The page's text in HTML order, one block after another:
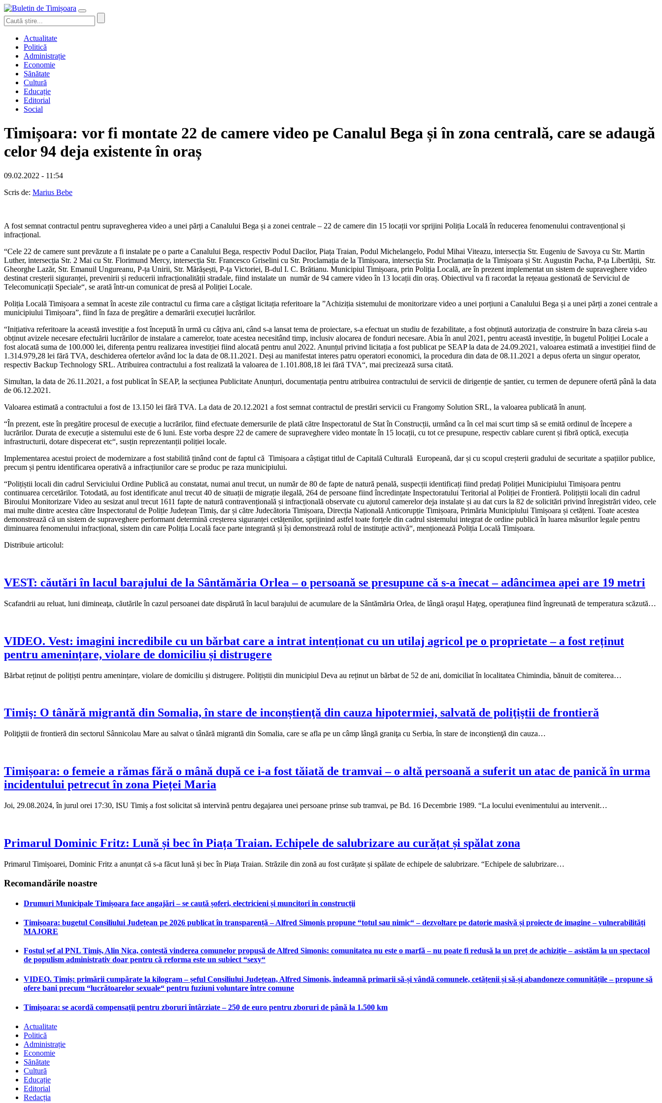
Actualitate
Politică
Administrație
Economie
Sănătate
Cultură
Educație
Editorial
Social
Timișoara: vor fi montate 22 de camere video pe Canalul Bega și în zona centrală, care se adaugă
celor 94 deja existente în oraș
09.02.2022 - 11:54
Scris de: Marius Bebe
A fost semnat contractul pentru supravegherea video a unei părți a Canalului Bega și a zonei centrale – 22 de camere din 15 locații vor sprijini Poliția Locală în reducerea fenomenului contravențional și
infracțional.
“Cele 22 de camere sunt prevăzute a fi instalate pe o parte a Canalului Bega, respectiv Podul Dacilor, Piața Traian, Podul Michelangelo, Podul Mihai Viteazu, intersecția Str. Eugeniu de Savoya cu Str. Martin
Luther, intersecția Str. 2 Mai cu Str. Florimund Mercy, intersecția Str. Francesco Griselini cu Str. Proclamația de la Timișoara, intersecția Str. Proclamația de la Timișoara și Str. Augustin Pacha, P-ța Libertății, Str.
Gheorghe Lazăr, Str. Emanuil Ungureanu, P-ța Unirii, Str. Mărășești, P-ța Victoriei, B-dul I. C. Brătianu. Municipiul Timișoara, prin Poliția Locală, are în prezent implementat un sistem de supraveghere video
destinat creșterii siguranței, prevenirii și reducerii infracționalității stradale, fiind instalate un număr de 94 camere video în 13 locații din oraș. Obiectivul va fi racordat la rețeaua gestionată de Serviciul de
Telecomunicații Speciale“, se arată într-un comunicat de presă al Poliției Locale.
Poliția Locală Timișoara a semnat în aceste zile contractul cu firma care a câștigat licitația referitoare la ”Achiziția sistemului de monitorizare video a unei porțiuni a Canalului Bega și a unei părți a zonei centrale a
municipiului Timișoara”, fiind în faza de pregătire a demarării execuției lucrărilor.
“Inițiativa referitoare la această investiție a fost începută în urmă cu câțiva ani, când s-a lansat tema de proiectare, s-a efectuat un studiu de fezabilitate, a fost obținută autorizația de construire în baza căreia s-au
obținut avizele necesare efectuării lucrărilor de instalare a camerelor, toate acestea necesitând timp, inclusiv alocarea de fonduri necesare. Abia în anul 2021, pentru această investiție, în bugetul Poliției Locale a
fost alocată suma de 100.000 lei, diferența pentru realizarea investiției fiind alocată pentru anul 2022. Anunțul privind licitația a fost publicat pe SEAP la data de 24.09.2021, valoarea estimată a investiției fiind de
1.314.979,28 lei fără TVA, deschiderea ofertelor având loc la data de 08.11.2021. Deși au manifestat interes patru operatori economici, la procedura din data de 08.11.2021 a depus oferta un singur operator,
respectiv Backup Technology SRL. Atribuirea contractului a fost realizată la valoarea de 1.101.808,18 lei fără TVA“, mai precizează sursa citată.
Simultan, la data de 26.11.2021, a fost publicat în SEAP, la secțiunea Publicitate Anunțuri, documentația pentru atribuirea contractului de servicii de dirigenție de șantier, cu termen de depunere ofertă până la data
de 06.12.2021.
Valoarea estimată a contractului a fost de 13.150 lei fără TVA. La data de 20.12.2021 a fost semnat contractul de prestări servicii cu Frangomy Solution SRL, la valoarea publicată în anunț.
“În prezent, este în pregătire procesul de execuție a lucrărilor, fiind efectuate demersurile de plată către Inspectoratul de Stat în Construcții, urmând ca în cel mai scurt timp să se emită ordinul de începere a
lucrărilor. Durata de execuție a sistemului este de 6 luni. Este vorba despre 22 de camere de supraveghere video montate în 15 locații, cu tot ce presupune, respectiv cablare curent și fibră optică, execuția
infrastructurii, dotare dispecerat etc“, susțin reprezentanții poliției locale.
Implementarea acestui proiect de modernizare a fost stabilită ținând cont de faptul că Timișoara a câștigat titlul de Capitală Culturală Europeană, dar și cu scopul creșterii gradului de securitate a spațiilor publice,
precum și pentru identificarea operativă a infracțiunilor care se produc pe raza municipiului.
“Polițiștii locali din cadrul Serviciului Ordine Publică au constatat, numai anul trecut, un număr de 80 de fapte de natură penală, suspecții identificați fiind predați Poliției Municipiului Timișoara pentru
continuarea cercetărilor. Totodată, au fost identificate anul trecut 40 de situații de migrație ilegală, 264 de persoane fiind încredințate Inspectoratului Teritorial al Poliției de Frontieră. Polițiștii locali din cadrul
Biroului Monitorizare Video au sesizat anul trecut 1611 fapte de natură contravențională și infracțională observate cu ajutorul camerelor deja instalate și au dat curs la 82 de solicitări privind înregistrări video, cele
mai multe dintre acestea către Inspectoratul de Poliție Județean Timiș, dar și către Judecătoria Timișoara, Direcția Națională Anticorupție Timișoara, Primăria Municipiului Timișoara și cetățeni. Toate acestea
demonstrează că un sistem de supraveghere performant determină creșterea siguranței cetățenilor, sprijinind astfel toate forțele din cadrul sistemului integrat de ordine publică în luarea măsurilor legale pentru
diminuarea fenomenului infracțional, sistem din care Poliția Locală face parte integrantă și își demonstrează rolul de instituție activă“, menționează Poliția Locală Timișoara.
Distribuie articolul:
VEST: căutări în lacul barajului de la Sântămăria Orlea – o persoană se presupune că s-a înecat – adâncimea apei are 19 metri
Scafandrii au reluat, luni dimineaţa, căutările în cazul persoanei date dispărută în lacul barajului de acumulare de la Sântămăria Orlea, de lângă oraşul Haţeg, operaţiunea fiind îngreunată de temperatura scăzută…
VIDEO. Vest: imagini incredibile cu un bărbat care a intrat intenționat cu un utilaj agricol pe o proprietate – a fost reținut
pentru amenințare, violare de domiciliu și distrugere
Bărbat reținut de polițiști pentru amenințare, violare de domiciliu și distrugere. Polițiștii din municipiul Deva au reținut un bărbat de 52 de ani, domiciliat în localitatea Chimindia, bănuit de comiterea…
Timiş: O tânără migrantă din Somalia, în stare de inconştienţă din cauza hipotermiei, salvată de poliţiştii de frontieră
Poliţiştii de frontieră din sectorul Sânnicolau Mare au salvat o tânără migrantă din Somalia, care se afla pe un câmp lângă graniţa cu Serbia, în stare de inconştienţă din cauza…
Timișoara: o femeie a rămas fără o mână după ce i-a fost tăiată de tramvai – o altă persoană a suferit un atac de panică în urma
incidentului petrecut în zona Pieței Maria
Joi, 29.08.2024, în jurul orei 17:30, ISU Timiș a fost solicitat să intervină pentru degajarea unei persoane prinse sub tramvai, pe Bd. 16 Decembrie 1989. “La locului evenimentului au intervenit…
Primarul Dominic Fritz: Lună și bec în Piața Traian. Echipele de salubrizare au curățat și spălat zona
Primarul Timișoarei, Dominic Fritz a anunțat că s-a făcut lună și bec în Piața Traian. Străzile din zonă au fost curățate și spălate de echipele de salubrizare. “Echipele de salubrizare…
Recomandările noastre
Drumuri Municipale Timișoara face angajări – se caută șoferi, electricieni și muncitori în construcții
Timișoara: bugetul Consiliului Județean pe 2026 publicat în transparență – Alfred Simonis propune “totul sau nimic“ – dezvoltare pe datorie masivă și proiecte de imagine – vulnerabilități
MAJORE
Fostul șef al PNL Timiș, Alin Nica, contestă vinderea comunelor propusă de Alfred Simonis: comunitatea nu este o marfă – nu poate fi redusă la un preț de achiziție – asistăm la un spectacol
de populism administrativ doar pentru că reforma este un subiect “sexy“
VIDEO. Timiș: primării cumpărate la kilogram – șeful Consiliului Județean, Alfred Simonis, îndeamnă primarii să-și vândă comunele, cetățenii și să-și abandoneze comunitățile – propune să
ofere bani precum “lucrătoarelor sexuale“ pentru fuziuni voluntare între comune
Timișoara: se acordă compensații pentru zboruri întârziate – 250 de euro pentru zboruri de până la 1.500 km
Actualitate
Politică
Administrație
Economie
Sănătate
Cultură
Educație
Editorial
Redacția